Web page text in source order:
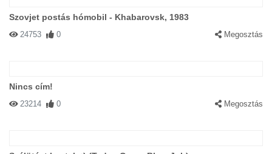
Szovjet postás hómobil - Khabarovsk, 1983
24753 0 Megosztás
Nincs cím!
23214 0 Megosztás